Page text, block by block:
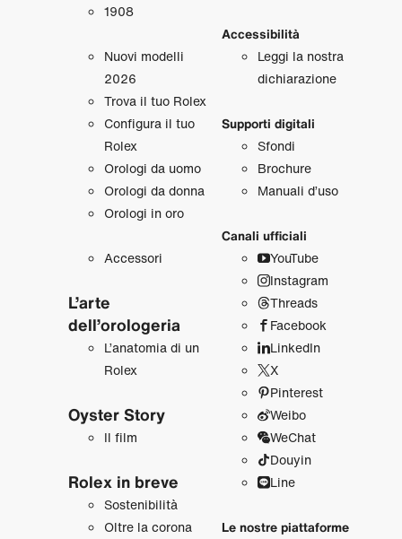
1908
Nuovi modelli
2026
Trova il tuo Rolex
Configura il tuo
Rolex
Orologi da uomo
Orologi da donna
Orologi in oro
Accessori
L’arte
dell’orologeria
L’anatomia di un
Rolex
Oyster Story
Il film
Rolex in breve
Sostenibilità
Oltre la corona
Accessibilità
Leggi la nostra
dichiarazione
Supporti digitali
Sfondi
Brochure
Manuali d’uso
Canali ufficiali
YouTube
Instagram
Threads
Facebook
LinkedIn
X
Pinterest
Weibo
WeChat
Douyin
Line
Le nostre piattaforme